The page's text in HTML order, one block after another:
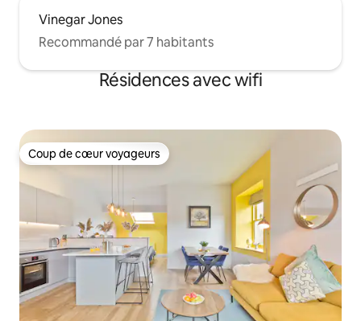
Vinegar Jones
Recommandé par 7 habitants
Résidences avec wifi
Coup de cœur voyageurs
Coup de cœur voyageurs